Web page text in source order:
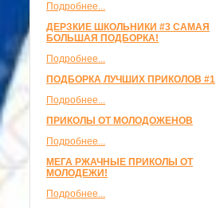
Подробнее...
ДЕРЗКИЕ ШКОЛЬНИКИ #3 САМАЯ
БОЛЬШАЯ ПОДБОРКА!
Подробнее...
ПОДБОРКА ЛУЧШИХ ПРИКОЛОВ #1
Подробнее...
ПРИКОЛЫ ОТ МОЛОДОЖЕНОВ
Подробнее...
МЕГА РЖАЧНЫЕ ПРИКОЛЫ ОТ
МОЛОДЕЖИ!
Подробнее...